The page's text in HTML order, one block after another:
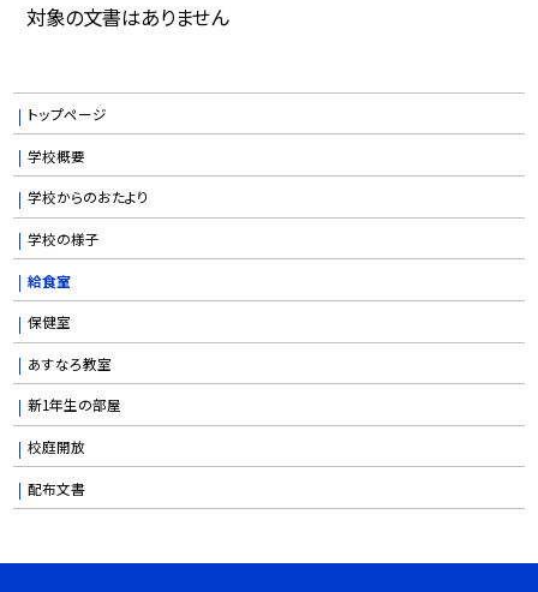
対象の文書はありません
トップページ
学校概要
学校からのおたより
学校の様子
給食室
保健室
あすなろ教室
新1年生の部屋
校庭開放
配布文書